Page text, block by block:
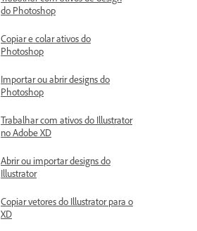
do Photoshop
Copiar e colar ativos do
Photoshop
Importar ou abrir designs do
Photoshop
Trabalhar com ativos do Illustrator
no Adobe XD
Abrir ou importar designs do
Illustrator
Copiar vetores do Illustrator para o
XD